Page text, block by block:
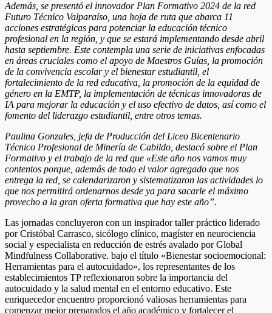
Además, se presentó el innovador Plan Formativo 2024 de la red
Futuro Técnico Valparaíso, una hoja de ruta que abarca 11
acciones estratégicas para potenciar la educación técnico
profesional en la región, y que se estará implementando desde abril
hasta septiembre. Este contempla una serie de iniciativas enfocadas
en áreas cruciales como el apoyo de Maestros Guías, la promoción
de la convivencia escolar y el bienestar estudiantil, el
fortalecimiento de la red educativa, la promoción de la equidad de
género en la EMTP, la implementación de técnicas innovadoras de
IA para mejorar la educación y el uso efectivo de datos, así como el
fomento del liderazgo estudiantil, entre otros temas.
Paulina Gonzales, jefa de Producción del Liceo Bicentenario
Técnico Profesional de Minería de Cabildo, destacó sobre el Plan
Formativo y el trabajo de la red que «Este año nos vamos muy
contentos porque, además de todo el valor agregado que nos
entrega la red, se calendarizaron y sistematizaron las actividades lo
que nos permitirá ordenarnos desde ya para sacarle el máximo
provecho a la gran oferta formativa que hay este año”.
Las jornadas concluyeron con un inspirador taller práctico liderado
por Cristóbal Carrasco, sicólogo clínico, magíster en neurociencia
social y especialista en reducción de estrés avalado por Global
Mindfulness Collaborative. bajo el título «Bienestar socioemocional:
Herramientas para el autocuidado», los representantes de los
establecimientos TP reflexionaron sobre la importancia del
autocuidado y la salud mental en el entorno educativo. Este
enriquecedor encuentro proporcionó valiosas herramientas para
comenzar mejor preparados el año académico y fortalecer el